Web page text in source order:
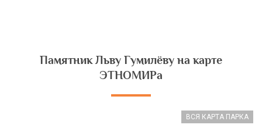
Памятник Льву Гумилёву на карте
ЭТНОМИРа
ВСЯ КАРТА ПАРКА